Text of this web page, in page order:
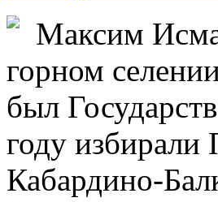
Максим
горном
был
году избирали
Кабардино-